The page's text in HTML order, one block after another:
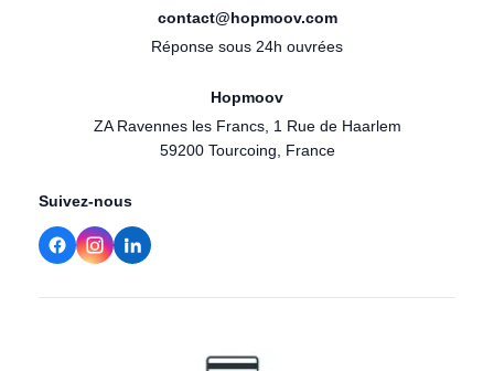
contact@hopmoov.com
Réponse sous 24h ouvrées
Hopmoov
ZA Ravennes les Francs, 1 Rue de Haarlem
59200 Tourcoing, France
Suivez-nous